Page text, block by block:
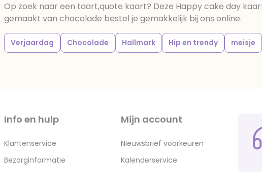
Op zoek naar een taart,quote kaart? Deze Happy cake day
gemaakt van chocolade bestel je gemakkelijk bij ons online.
Verjaardag Chocolade Hallmark Hip en trendy meisje
Info en hulp
Klantenservice
Bezorginformatie
Mijn account
Nieuwsbrief voorkeuren
Kalenderservice